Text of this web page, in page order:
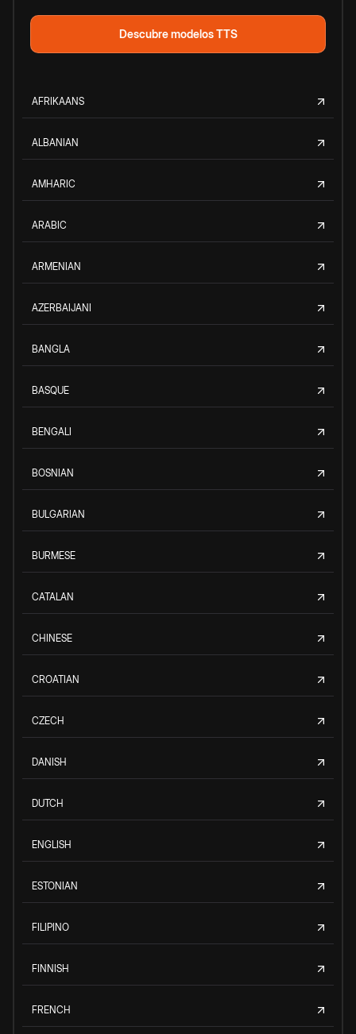
Descubre modelos TTS
AFRIKAANS
ALBANIAN
AMHARIC
ARABIC
ARMENIAN
AZERBAIJANI
BANGLA
BASQUE
BENGALI
BOSNIAN
BULGARIAN
BURMESE
CATALAN
CHINESE
CROATIAN
CZECH
DANISH
DUTCH
ENGLISH
ESTONIAN
FILIPINO
FINNISH
FRENCH